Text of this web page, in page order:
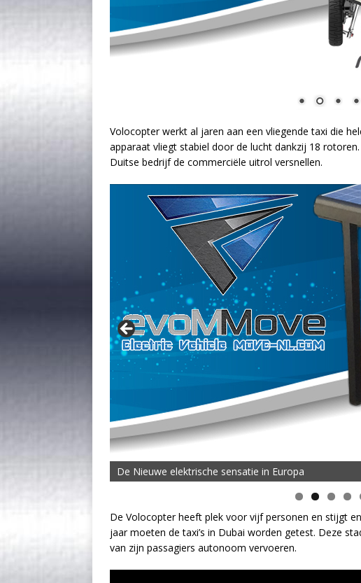
Volocopter werkt al jaren aan een vliegende taxi die
apparaat vliegt stabiel door de lucht dankzij 18
Duitse bedrijf de commerciële uitrol versnellen.
De Nieuwe elektrische sensatie in Europa
De MOVE Vigorous 1500 Highline | 45 km
De Volocopter heeft plek voor vijf personen en stijgt
jaar moeten de taxi’s in Dubai worden getest. Deze
van zijn passagiers autonoom vervoeren.